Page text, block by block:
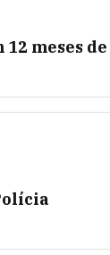
meses de